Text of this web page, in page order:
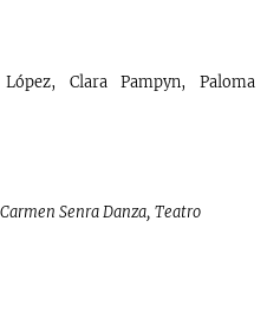
Clara Pampyn, Paloma
Senra Danza, Teatro